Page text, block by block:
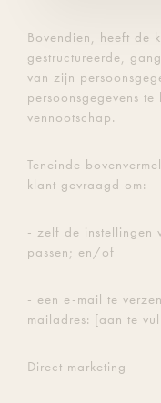
Bovendien, heeft de
gestructureerde,
van zijn
persoonsgegevens
vennootschap.
Teneinde
klant gevraagd om:
- zelf de instellingen
passen; en/of
- een e-mail te
mailadres: [aan te
Direct marketing